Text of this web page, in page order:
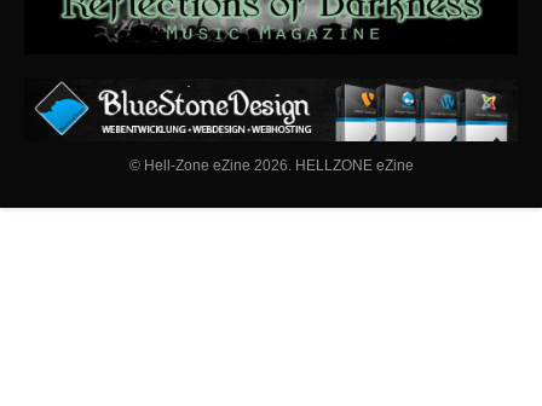
© Hell-Zone eZine 2026. HELLZONE eZine